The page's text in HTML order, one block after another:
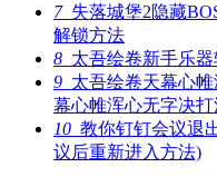
7失落城堡2隐藏
解锁方法
8 太吾绘卷新手乐
9 太吾绘卷天幕心
幕心帷浑心无字决打
10 教你钉钉会议退
议后重新进入方法)